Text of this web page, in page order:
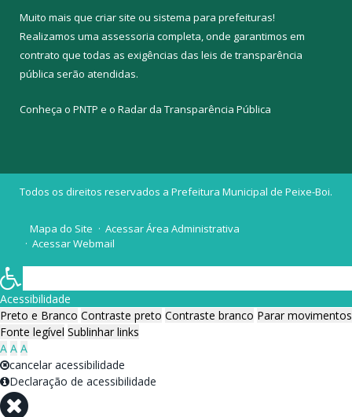
Muito mais que criar site ou sistema para prefeituras!
Realizamos uma assessoria completa, onde garantimos em
contrato que todas as exigências das leis de transparência
pública serão atendidas.
Conheça o PNTP e o Radar da Transparência Pública
Todos os direitos reservados a Prefeitura Municipal de Peixe-Boi.
Mapa do Site
Acessar Área Administrativa
Acessar Webmail
Acessibilidade
Preto e Branco Contraste preto Contraste branco Parar movimentos
Fonte legível Sublinhar links
A A A
cancelar acessibilidade
Declaração de acessibilidade